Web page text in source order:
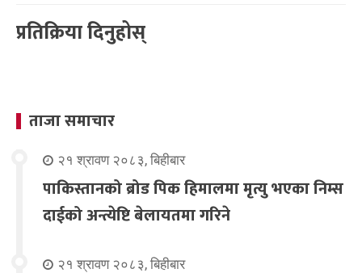
प्रतिक्रिया दिनुहोस्
ताजा समाचार
२१ श्रावण २०८३, बिहीबार
पाकिस्तानको ब्रोड पिक हिमालमा मृत्यु भएका निम्स
दाईको अन्त्येष्टि बेलायतमा गरिने
२१ श्रावण २०८३, बिहीबार